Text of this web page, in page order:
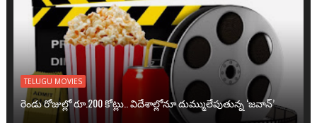
TELUGU MOVIES
రెండు రోజుల్లో రూ.200 కోట్లు.. విదేశాల్లోనూ దుమ్ములేపుతున్న ‘జవాన్’